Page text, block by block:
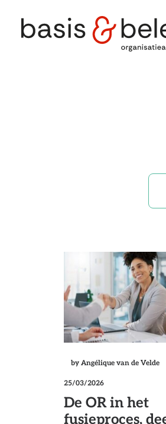
by Angélique van de Velde
25/03/2026
De OR in het
fusieproces,